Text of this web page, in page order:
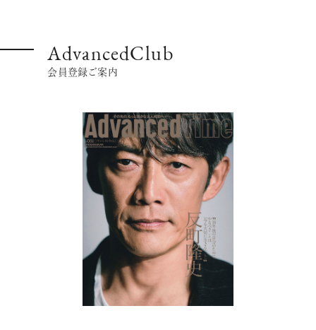
AdvancedClub
会員登録ご案内